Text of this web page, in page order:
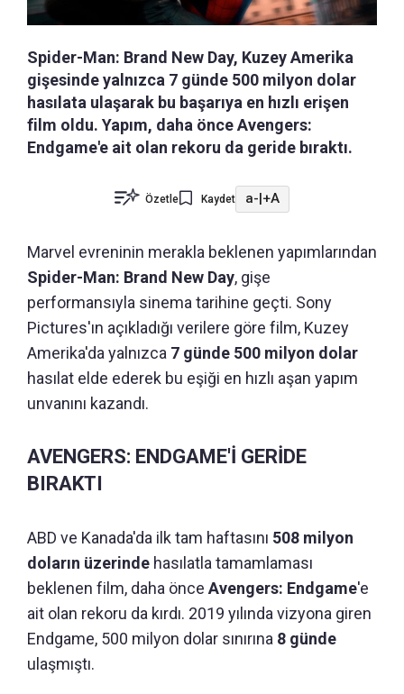
Spider-Man: Brand New Day, Kuzey Amerika
gişesinde yalnızca 7 günde 500 milyon dolar
hasılata ulaşarak bu başarıya en hızlı erişen
film oldu. Yapım, daha önce Avengers:
Endgame'e ait olan rekoru da geride bıraktı.
Özetle Kaydet a- +A
Marvel evreninin merakla beklenen yapımlarından
Spider-Man: Brand New Day, gişe
performansıyla sinema tarihine geçti. Sony
Pictures'ın açıkladığı verilere göre film, Kuzey
Amerika'da yalnızca 7 günde 500 milyon dolar
hasılat elde ederek bu eşiği en hızlı aşan yapım
unvanını kazandı.
AVENGERS: ENDGAME'İ GERİDE
BIRAKTI
ABD ve Kanada'da ilk tam haftasını 508 milyon
doların üzerinde hasılatla tamamlaması
beklenen film, daha önce Avengers: Endgame'e
ait olan rekoru da kırdı. 2019 yılında vizyona giren
Endgame, 500 milyon dolar sınırına 8 günde
ulaşmıştı.